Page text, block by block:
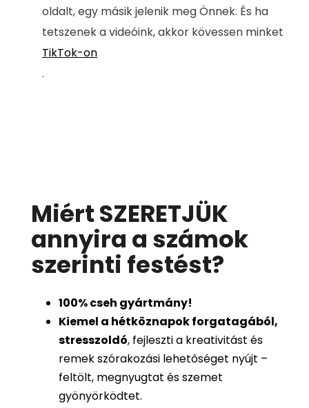
oldalt, egy másik jelenik meg Önnek. És ha
tetszenek a videóink, akkor kövessen minket
TikTok-on
.
Miért SZERETJÜK
annyira a számok
szerinti festést?
100%cseh gyártmány!
Kiemel a hétköznapok forgatagából,
stresszoldó, fejleszti a kreativitást és
remek szórakozási lehetőséget nyújt –
feltölt, megnyugtat és szemet
gyönyörködtet.